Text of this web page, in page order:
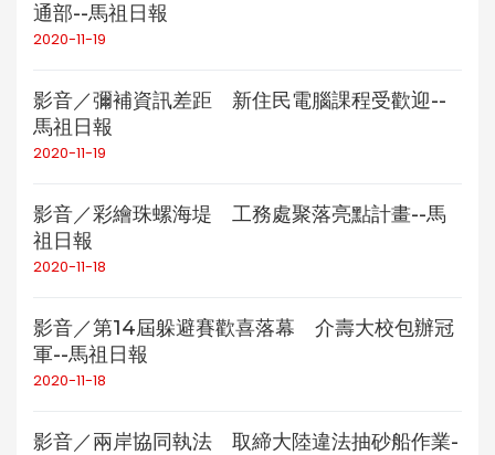
通部--馬祖日報
2020-11-19
影音／彌補資訊差距 新住民電腦課程受歡迎--
馬祖日報
2020-11-19
影音／彩繪珠螺海堤 工務處聚落亮點計畫--馬
祖日報
2020-11-18
影音／第14屆躲避賽歡喜落幕 介壽大校包辦冠
軍--馬祖日報
2020-11-18
影音／兩岸協同執法 取締大陸違法抽砂船作業-